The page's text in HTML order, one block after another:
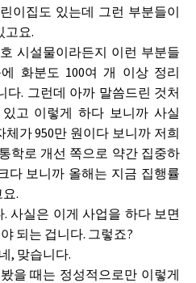
이집도 있는데 그런 부분들이
고요.
시설물이라든지 이런 부분들
화분도 100여 개 이상 정리
다. 그런데 아까 말씀드린 것처
고 이렇게 하다 보니까 사실
가 950만 원이다 보니까 저희
학로 개선 쪽으로 약간 집중하
다 보니까 올해는 지금 집행률
.
. 사실은 이게 사업을 하다 보면
되는 겁니다. 그렇죠?
네, 맞습니다.
을 때는 정성적으로만 이렇게